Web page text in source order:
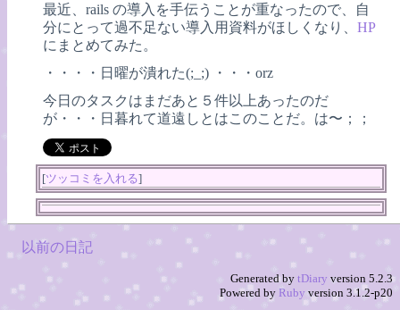
最近、rails の導入を手伝うことが重なったので、自
分にとって過不足ない導入用資料がほしくなり、HP
にまとめてみた。
・・・・日曜が潰れた(;_;) ・・・orz
今日のタスクはまだあと５件以上あったのだ
が・・・日暮れて道遠しとはこのことだ。は〜；；
[ツッコミを入れる]
以前の日記
Generated by tDiary version 5.2.3
Powered by Ruby version 3.1.2-p20